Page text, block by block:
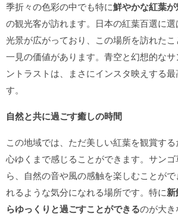
季折々の色彩の中でも特に鮮やかな紅葉が
の観光客が訪れます。日本の紅葉百選に
光景が広がっており、この場所を訪れたこ
一見の価値があります。青空と幻想的な
ントラストは、まさにインスタ映えする
す。
自然と共に過ごす癒しの時間
この地域では、ただ美しい紅葉を観賞す
心ゆくまで感じることができます。サン
ら、自然の音や風の感触を楽しむことが
れるような気分になれる場所です。特に新
らゆっくりと過ごすことができるのが大